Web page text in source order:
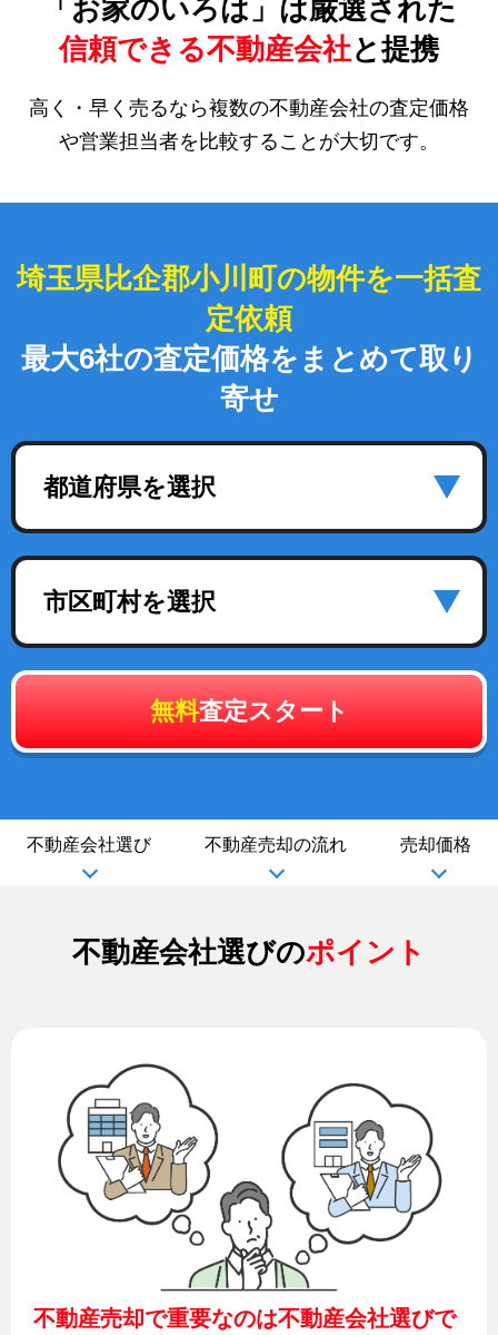
「お家のいろは」は厳選された
信頼できる不動産会社と提携
高く・早く売るなら複数の不動産会社の査定価格
や営業担当者を比較することが大切です。
埼玉県比企郡小川町の物件を一括査
定依頼
最大6社の査定価格をまとめて取り
寄せ
都道府県を選択
市区町村を選択
無料査定スタート
不動産会社選び 不動産売却の流れ 売却価格
不動産会社選びのポイント
不動産売却で重要なのは不動産会社選びで